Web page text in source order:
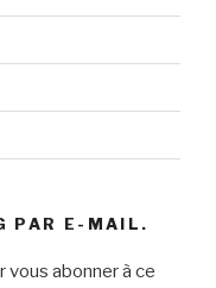
PAR E-MAIL.
vous abonner à ce